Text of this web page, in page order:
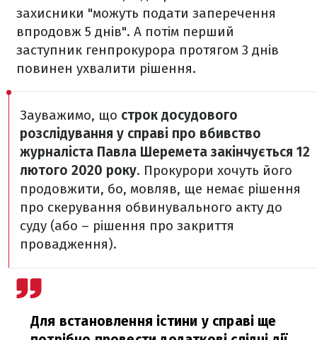
захисники "можуть подати заперечення
впродовж 5 днів". А потім перший
заступник генпрокурора протягом 3 днів
повинен ухвалити рішення.
Зауважимо, що строк досудового
розслідування у справі про вбивство
журналіста Павла Шеремета закінчується 12
лютого 2020 року. Прокурори хочуть його
продовжити, бо, мовляв, ще немає рішення
про скерування обвинувального акту до
суду (або – рішення про закриття
провадження).
Для встановлення істини у справі ще